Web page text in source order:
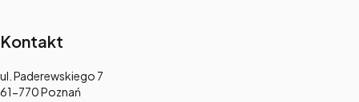
Kontakt
Adres:
ul. Paderewskiego 7
61-770 Poznań